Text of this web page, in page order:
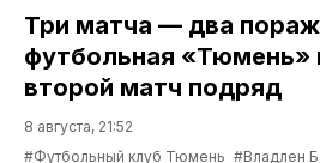
Три матча — два
футбольная «Тюмень»
второй матч подряд
8 августа, 21:52
#Футбольный клуб Тюмень #Владлен